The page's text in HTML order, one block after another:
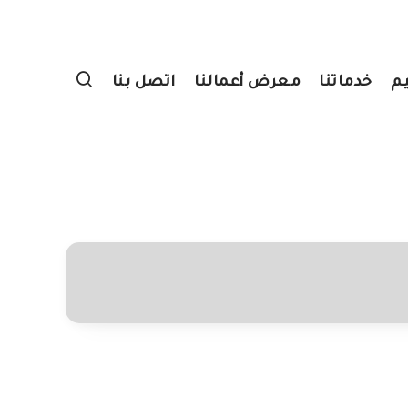
خدماتنا معرض أعمالنا اتصل بنا